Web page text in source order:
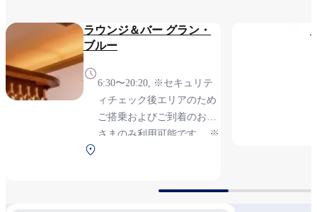
ラウンジ＆バー グラン・
ブルー
6:30〜20:20, ※セキュリテ
ィチェック後エリアのため
ご搭乗およびご到着のお客
さまのみ利用可能です。 ※